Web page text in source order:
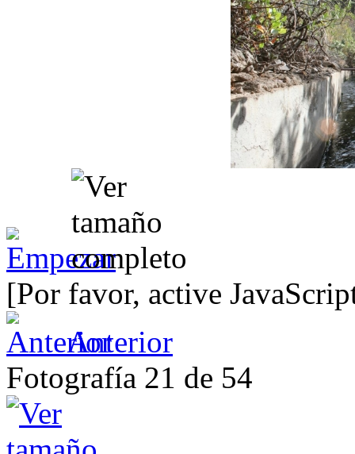
[Por favor, active
Anterior
Fotografía 21 de 54